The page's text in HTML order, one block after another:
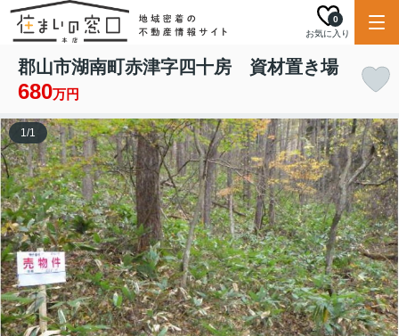
お気に入り
0
郡山市湖南町赤津字四十房 資材置き場
680万円
1/1